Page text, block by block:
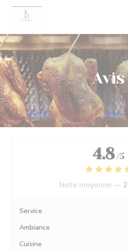
Personnalisation de vos choix en
Avis
4.8 /5
Note moyenne —
Service
Ambiance
Cuisine